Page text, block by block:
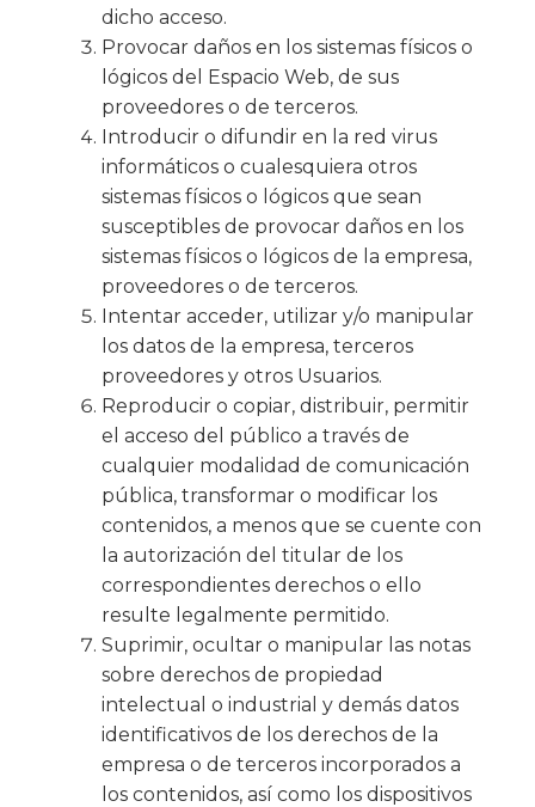
dicho acceso.
Provocar daños en los sistemas físicos o
lógicos del Espacio Web, de sus
proveedores o de terceros.
Introducir o difundir en la red virus
informáticos o cualesquiera otros
sistemas físicos o lógicos que sean
susceptibles de provocar daños en los
sistemas físicos o lógicos de la empresa,
proveedores o de terceros.
Intentar acceder, utilizar y/o manipular
los datos de la empresa, terceros
proveedores y otros Usuarios.
Reproducir o copiar, distribuir, permitir
el acceso del público a través de
cualquier modalidad de comunicación
pública, transformar o modificar los
contenidos, a menos que se cuente con
la autorización del titular de los
correspondientes derechos o ello
resulte legalmente permitido.
Suprimir, ocultar o manipular las notas
sobre derechos de propiedad
intelectual o industrial y demás datos
identificativos de los derechos de la
empresa o de terceros incorporados a
los contenidos, así como los dispositivos